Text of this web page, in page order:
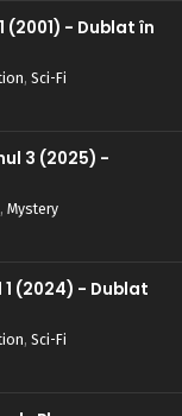
(2001) - Dublat în
, Sci-Fi
3 (2025) -
, Mystery
(2024) - Dublat
, Sci-Fi